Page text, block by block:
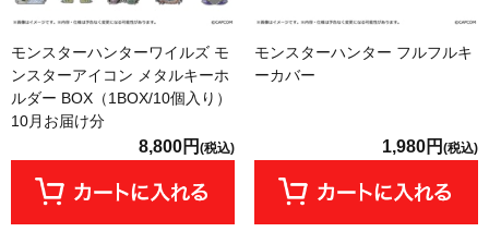
モンスターハンターワイルズ モ
ンスターアイコン メタルキーホ
ルダー BOX（1BOX/10個入り）
10月お届け分
8,800円 (税込)
モンスターハンター フルフルキ
ーカバー
1,980円 (税込)